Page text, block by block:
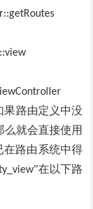
果路由定义中没
么就会直接使用
在路由系统中得
”在以下路